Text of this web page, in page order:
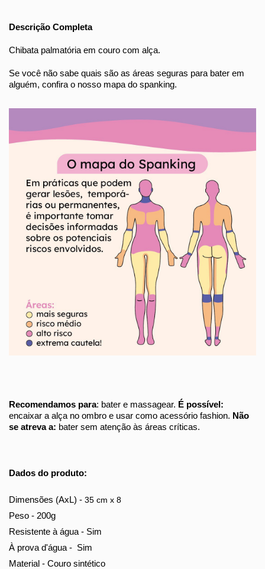
Descrição Completa
Chibata palmatória em couro com alça.
Se você não sabe quais são as áreas seguras para bater em
alguém, confira o nosso mapa do spanking.
Recomendamos para: bater e massagear. É possível:
encaixar a alça no ombro e usar como acessório fashion. Não
se atreva a: bater sem atenção às áreas críticas.
Dados do produto:
Dimensões (AxL) - 35 cm x 8
Peso - 200g
Resistente à água - Sim
À prova d'água - Sim
Material - Couro sintético